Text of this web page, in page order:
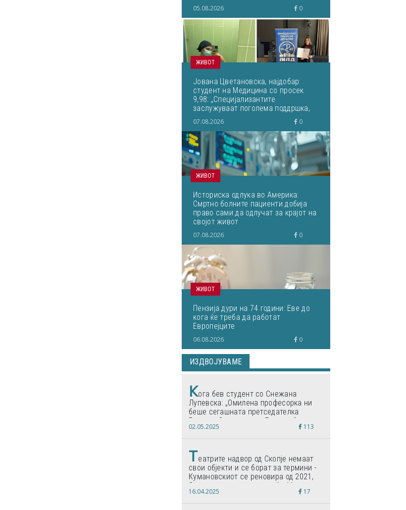
05.08.2026 0
ЖИВОТ
Јована Цветановска, најдобар
студент на Медицина со просек
9,98: „Специјализантите
заслужуваат поголема поддршка,
почит и можности за
професионален развој“
07.08.2026 0
ЖИВОТ
Историска одлука во Америка:
Смртно болните пациенти добија
право сами да одлучат за крајот на
својот живот
07.08.2026 0
ЖИВОТ
Пензија дури на 74 години: Еве до
кога ќе треба да работат
Европејците
06.08.2026 0
ИЗДВОЈУВАМЕ
Кога бев студент со Снежана
Лупевска: „Омилена професорка ни
беше сегашната претседателка
Гордана Сиљановска-Давкова“
02.05.2025 113
Театрите надвор од Скопје немаат
свои објекти и се борат за термини -
Кумановскиот се реновира од 2021,
Струмичкиот се гради веќе 11 години
16.04.2025 17